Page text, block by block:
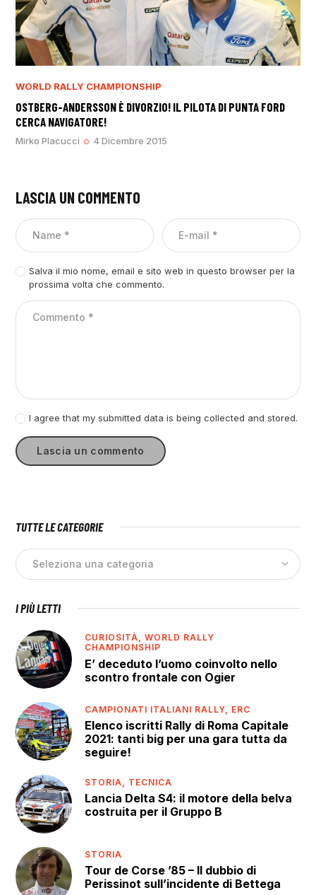
WORLD RALLY CHAMPIONSHIP
OSTBERG-ANDERSSON È DIVORZIO! IL PILOTA DI PUNTA FORD
CERCA NAVIGATORE!
Mirko Placucci 4 Dicembre 2015
LASCIA UN COMMENTO
Salva il mio nome, email e sito web in questo browser per la
prossima volta che commento.
I agree that my submitted data is being collected and stored.
TUTTE LE CATEGORIE
I PIÙ LETTI
CURIOSITÀ,WORLD RALLY
CHAMPIONSHIP
E’ deceduto l’uomo coinvolto nello
scontro frontale con Ogier
CAMPIONATI ITALIANI RALLY, ERC
Elenco iscritti Rally di Roma Capitale
2021: tanti big per una gara tutta da
seguire!
STORIA, TECNICA
Lancia Delta S4: il motore della belva
costruita per il Gruppo B
STORIA
Tour de Corse ’85 – Il dubbio di
Perissinot sull’incidente di Bettega